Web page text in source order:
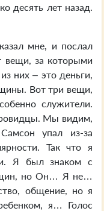
десять лет назад.
мне, и послал
вещи, за которыми
них – это деньги,
Вот три вещи,
служители.
Мы видим,
упал из-за
Так что я
Я был знаком с
но Он… Я не…
общение, но я
я… Голос